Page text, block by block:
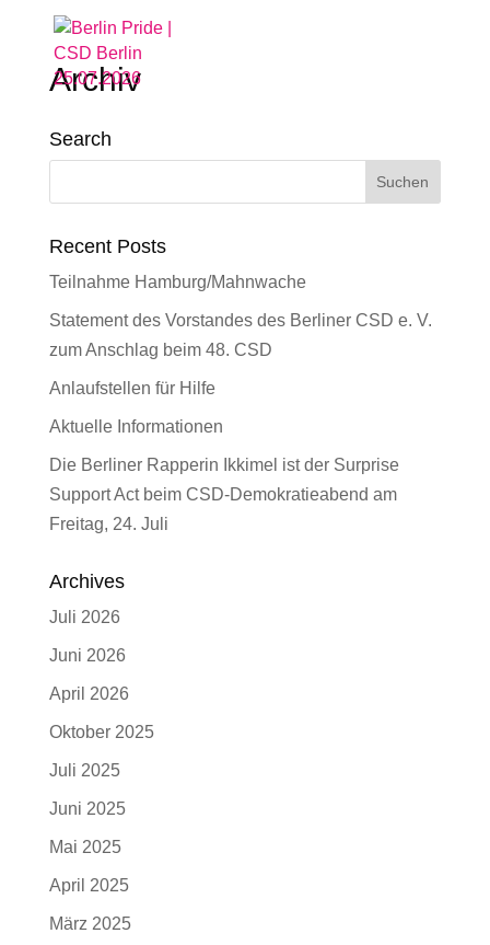
Archiv
Search
Recent Posts
Teilnahme Hamburg/Mahnwache
Statement des Vorstandes des Berliner CSD e. V.
zum Anschlag beim 48. CSD
Anlaufstellen für Hilfe
Aktuelle Informationen
Die Berliner Rapperin Ikkimel ist der Surprise
Support Act beim CSD-Demokratieabend am
Freitag, 24. Juli
Archives
Juli 2026
Juni 2026
April 2026
Oktober 2025
Juli 2025
Juni 2025
Mai 2025
April 2025
März 2025